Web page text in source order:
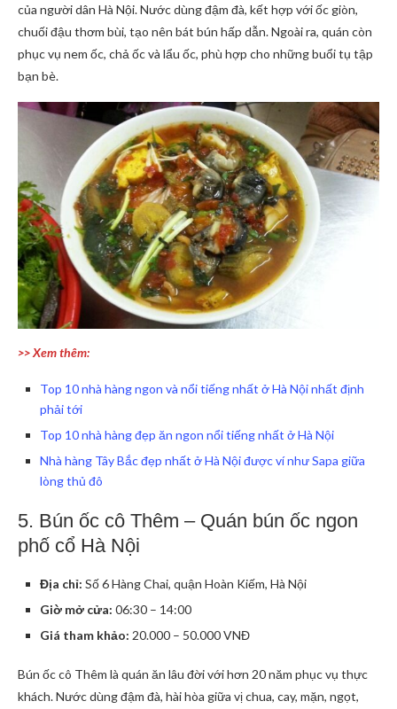
của người dân Hà Nội. Nước dùng đậm đà, kết hợp với ốc giòn,
chuối đậu thơm bùi, tạo nên bát bún hấp dẫn. Ngoài ra, quán còn
phục vụ nem ốc, chả ốc và lẩu ốc, phù hợp cho những buổi tụ tập
bạn bè.
>> Xem thêm:
Top 10 nhà hàng ngon và nổi tiếng nhất ở Hà Nội nhất định
phải tới
Top 10 nhà hàng đẹp ăn ngon nổi tiếng nhất ở Hà Nội
Nhà hàng Tây Bắc đẹp nhất ở Hà Nội được ví như Sapa giữa
lòng thủ đô
5. Bún ốc cô Thêm – Quán bún ốc ngon
phố cổ Hà Nội
Địa chỉ: Số 6 Hàng Chai, quận Hoàn Kiếm, Hà Nội
Giờ mở cửa: 06:30 – 14:00
Giá tham khảo: 20.000 – 50.000 VNĐ
Bún ốc cô Thêm là quán ăn lâu đời với hơn 20 năm phục vụ thực
khách. Nước dùng đậm đà, hài hòa giữa vị chua, cay, mặn, ngọt,